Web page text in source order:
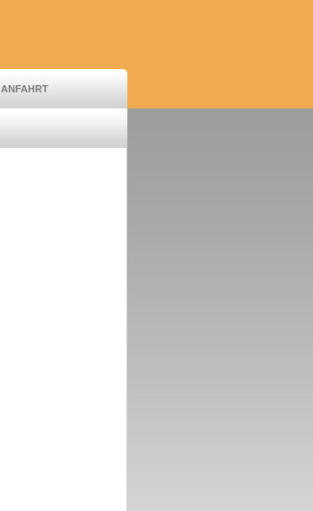
ANFAHRT